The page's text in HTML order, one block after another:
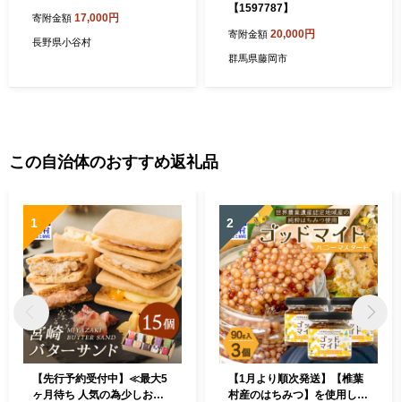
寄附金額 17,000円
長野県小谷村
【1597787】
寄附金額 20,000円
群馬県藤岡市
この自治体のおすすめ返礼品
1
【先行予約受付中】≪最大5
ヶ月待ち 人気の為少しお時
2
【1月より順次発送】【椎葉
村産のはちみつ】を使用した